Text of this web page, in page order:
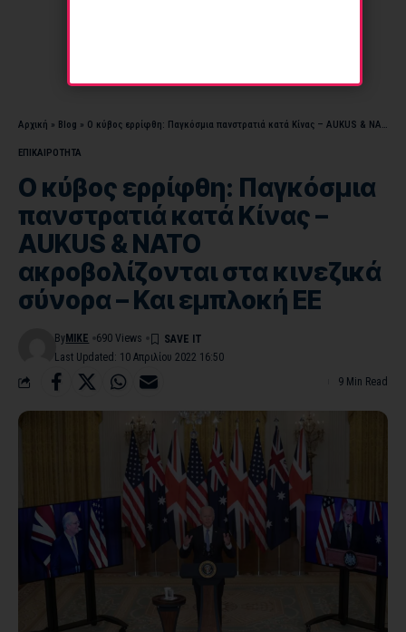
Αρχική » Blog » Ο κύβος ερρίφθη: Παγκόσμια πανστρατιά κατά Κίνας – AUKUS & ΝΑΤΟ ακροβολίζονται στα κινεζικά σύνορα – Και εμπλοκή ΕΕ
ΕΠΙΚΑΙΡΟΤΗΤΑ
Ο κύβος ερρίφθη: Παγκόσμια
πανστρατιά κατά Κίνας –
AUKUS & ΝΑΤΟ
ακροβολίζονται στα κινεζικά
σύνορα – Και εμπλοκή ΕΕ
Last Updated: 10 Απριλίου 2022 16:50
By MIKE 690 Views
9 Min Read